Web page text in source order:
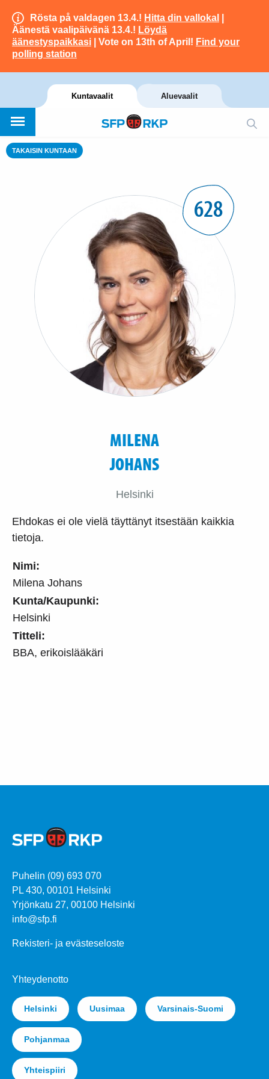
Rösta på valdagen 13.4.! Hitta din vallokal
Äänestä vaalipäivänä 13.4.! Löydä
äänestyspaikkasi | Vote on 13th of April! Find your
polling station
Kuntavaalit Aluevaalit
TAKAISIN KUNTAAN
Nimi:
Milena Johans
Kunta/Kaupunki:
Helsinki
Titteli:
BBA, erikoislääkäri
628
MILENA
JOHANS
Helsinki
Ehdokas ei ole vielä täyttänyt itsestään kaikkia
tietoja.
Puhelin (09) 693 070
PL 430, 00101 Helsinki
Yrjönkatu 27, 00100 Helsinki
info@sfp.fi
Rekisteri- ja evästeseloste
Yhteydenotto
Helsinki Uusimaa Varsinais-Suomi
Pohjanmaa
Yhteispiiri